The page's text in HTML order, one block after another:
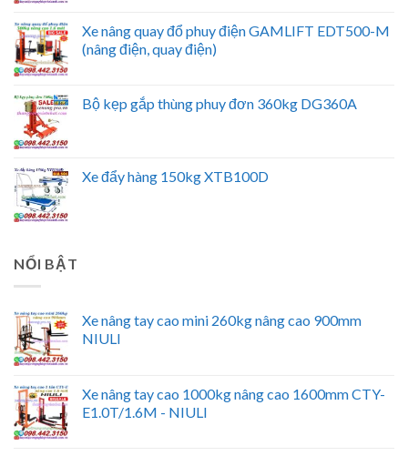
Xe nâng quay đổ phuy điện GAMLIFT EDT500-M
(nâng điện, quay điện)
Bộ kẹp gắp thùng phuy đơn 360kg DG360A
Xe đẩy hàng 150kg XTB100D
NỔI BẬT
Xe nâng tay cao mini 260kg nâng cao 900mm
NIULI
Xe nâng tay cao 1000kg nâng cao 1600mm CTY-
E1.0T/1.6M - NIULI